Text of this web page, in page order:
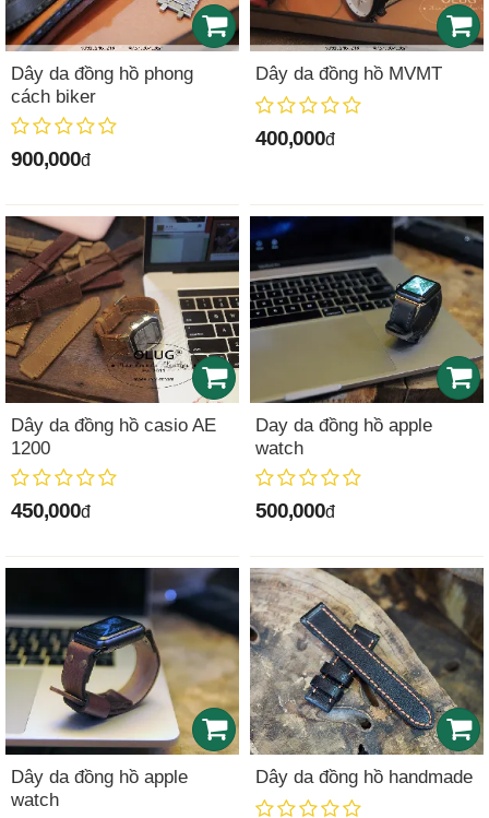
Dây da đồng hồ phong
cách biker
900,000đ
Dây da đồng hồ MVMT
400,000đ
Dây da đồng hồ casio AE
1200
450,000đ
Day da đồng hồ apple
watch
500,000đ
Dây da đồng hồ apple
watch
Dây da đồng hồ handmade